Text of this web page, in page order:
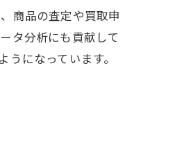
商品の査定や買取申
タ分析にも貢献して
になっています。